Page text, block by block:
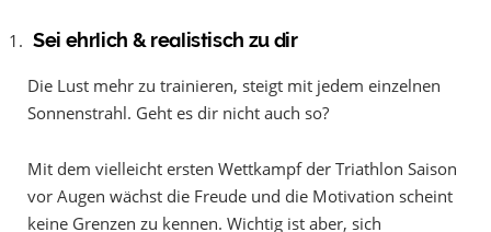
Sei ehrlich & realistisch zu dir
Die Lust mehr zu trainieren, steigt mit jedem einzelnen
Sonnenstrahl. Geht es dir nicht auch so?
Mit dem vielleicht ersten Wettkampf der Triathlon Saison
vor Augen wächst die Freude und die Motivation scheint
keine Grenzen zu kennen. Wichtig ist aber, sich